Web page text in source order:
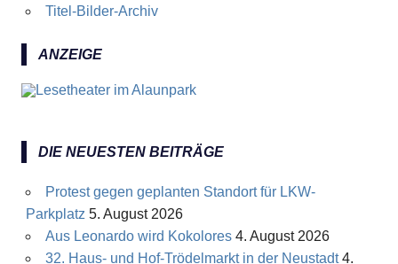
Titel-Bilder-Archiv
ANZEIGE
DIE NEUESTEN BEITRÄGE
Protest gegen geplanten Standort für LKW-
Parkplatz 5. August 2026
Aus Leonardo wird Kokolores 4. August 2026
32. Haus- und Hof-Trödelmarkt in der Neustadt 4.